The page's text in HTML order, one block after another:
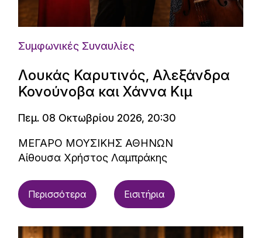
Συμφωνικές Συναυλίες
Λουκάς Καρυτινός, Αλεξάνδρα
Κονούνοβα και Χάννα Κιμ
Πεμ. 08 Οκτωβρίου 2026, 20:30
ΜΕΓΑΡΟ ΜΟΥΣΙΚΗΣ ΑΘΗΝΩΝ
Αίθουσα Χρήστος Λαμπράκης
Περισσότερα Εισιτήρια